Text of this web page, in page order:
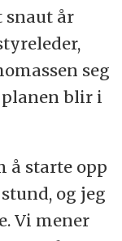
snaut år
seg
blir i
å starte opp
og jeg
Vi mener